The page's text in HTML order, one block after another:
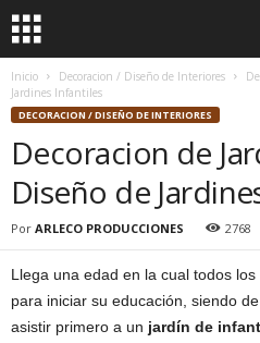
Inicio Decoracion / Diseño de Interiores
Jardines Infantiles
DECORACION / DISEÑO DE INTERIORES
Decoracion de
Diseño de
Por ARLECO PRODUCCIONES 2768
Llega una edad en la cual todos
para iniciar su educación, siendo
asistir primero a un jardín de